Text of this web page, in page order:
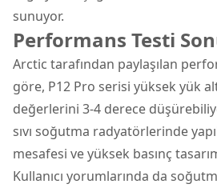
sunuyor.
Performans Testi
Arctic tarafından paylaşılan
göre, P12 Pro serisi yüksek yük
değerlerini 3-4 derece
sıvı soğutma radyatörlerinde
mesafesi ve yüksek basınç
Kullanıcı yorumlarında da